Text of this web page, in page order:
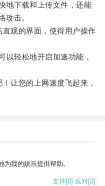
下载和上传文件，还能
攻击。
观的界面，使得用户操作
轻松地开启加速功能，
让您的上网速度飞起来，
我的娱乐提供帮助。
支持[0] 反对[0]